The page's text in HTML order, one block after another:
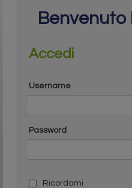
Benvenuto
Accedi
Username
Password
Ricordami